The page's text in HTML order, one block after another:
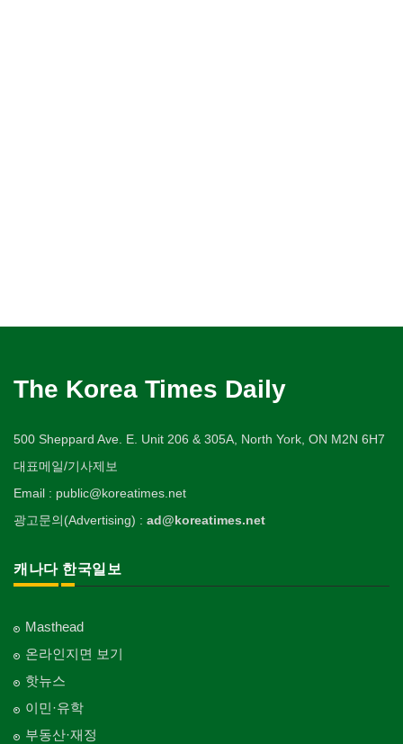
The Korea Times Daily
500 Sheppard Ave. E. Unit 206 & 305A, North York, ON M2N 6H7
대표메일/기사제보
Email : public@koreatimes.net
광고문의(Advertising) : ad@koreatimes.net
캐나다 한국일보
Masthead
온라인지면 보기
핫뉴스
이민·유학
부동산·재정